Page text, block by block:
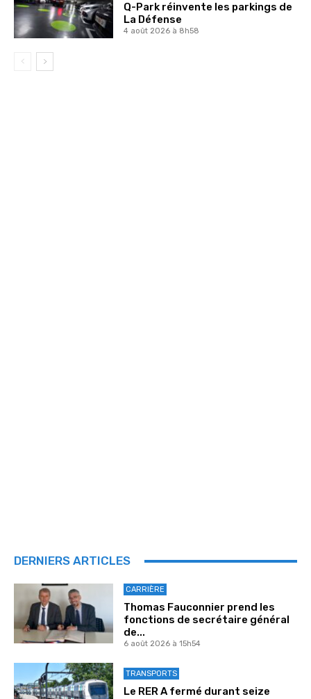
Q-Park réinvente les parkings de
La Défense
4 août 2026 à 8h58
DERNIERS ARTICLES
CARRIÈRE
Thomas Fauconnier prend les
fonctions de secrétaire général
de...
6 août 2026 à 15h54
TRANSPORTS
Le RER A fermé durant seize